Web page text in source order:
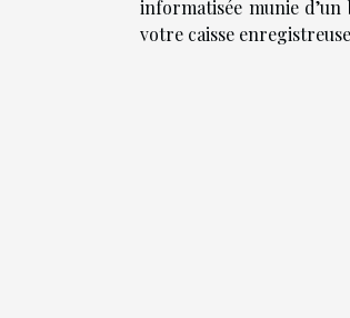
informatisée munie
votre caisse